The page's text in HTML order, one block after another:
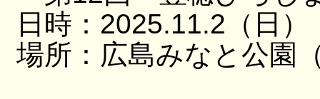
日時：2025.11.2（日
場所：広島みなと公園